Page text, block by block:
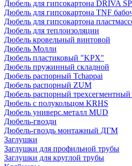
Дюбель для гипсокартона DRIVA
Дюбель для гипсокартона TNF
Дюбель для гипсокартона
Дюбель для теплоизоляции
Дюбель кровельный винтовой
Дюбель Молли
Дюбель пластиковый "KPX"
Дюбель пружинный складной
Дюбель распорный Tchappai
Дюбель распорный ZUM
Дюбель распорный
Дюбель с полукольцом KRHS
Дюбель универс.металл MUD
Дюбель-гвозди
Дюбель-гвоздь монтажный ДГМ
Заглушки
Заглушки для профильной трубы
Заглушки для круглой трубы